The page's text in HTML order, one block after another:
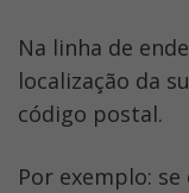
Na linha de
localização da
código postal.
Por exemplo: